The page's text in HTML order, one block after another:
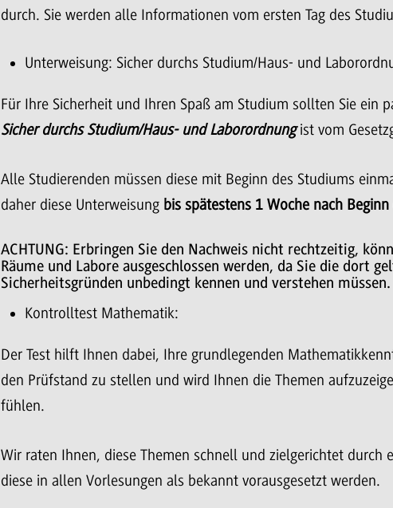
durch. Sie werden alle Informationen vom ersten Tag des
Unterweisung: Sicher durchs Studium/Haus- und
Für Ihre Sicherheit und Ihren Spaß am Studium sollten Sie ein
Sicher durchs Studium/Haus- und Laborordnungist vom
Alle Studierenden müssen diese mit Beginn des Studiums
daher diese Unterweisung bis spätestens 1 Woche nach
ACHTUNG: Erbringen Sie den Nachweis nicht rechtzeitig,
Räume und Labore ausgeschlossen werden, da Sie die dort
Sicherheitsgründen unbedingt kennen und verstehen müssen.
Kontrolltest Mathematik:
Der Test hilft Ihnen dabei, Ihre grundlegenden
den Prüfstand zu stellen und wird Ihnen die Themen
fühlen.
Wir raten Ihnen, diese Themen schnell und zielgerichtet durch
diese in allen Vorlesungen als bekannt vorausgesetzt werden.